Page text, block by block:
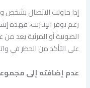
إذا حاولت الاتصال بشخص
رغم توفر الإنترنت، فهذه
الصوتية أو المرئية يعد
على التأكد من الحظر في
عدم إضافته إلى